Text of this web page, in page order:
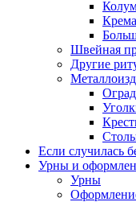
Швейная
Другие
Если случилась
Урны и
Урны